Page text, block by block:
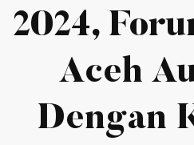
2024,
Aceh
Dengan